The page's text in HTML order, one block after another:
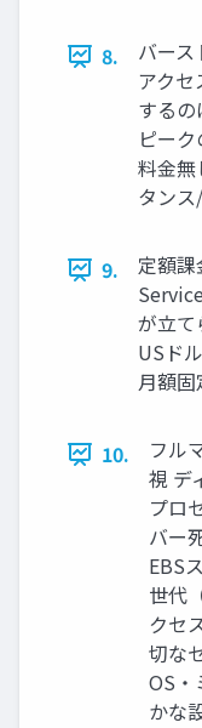
8.
バー
アク
する
ピー
料金無
タン
9.
定額
が立て
USド
月額
10.
フル
視 デ
プロ
バー
EBS
世代
クセ
切な
OS・
かな